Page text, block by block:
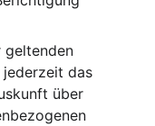
geltenden
jederzeit das
über